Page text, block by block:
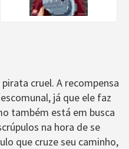
cruel. A recompensa
já que ele faz
também está em busca
na hora de se
que cruze seu caminho,